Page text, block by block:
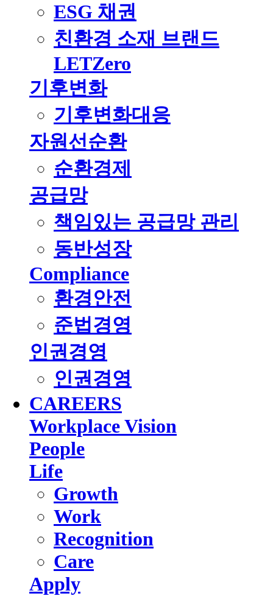
ESG 채권
친환경 소재 브랜드
LETZero
기후변화
기후변화대응
자원선순환
순환경제
공급망
책임있는 공급망 관리
동반성장
Compliance
환경안전
준법경영
인권경영
인권경영
CAREERS
Workplace Vision
People
Life
Growth
Work
Recognition
Care
Apply